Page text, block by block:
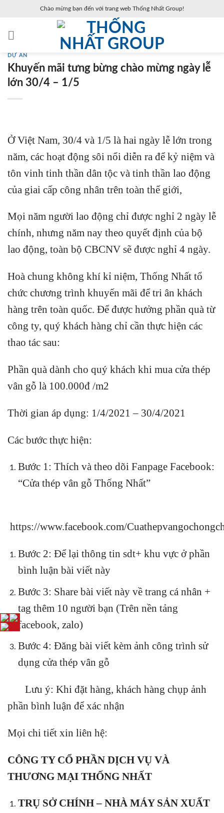
content
Chào mừng bạn đến với trang web Thống Nhất Group!
DỰ ÁN
Khuyến mãi tưng bừng chào mừng ngày lễ
lớn 30/4 – 1/5
Ở Việt Nam, 30/4 và 1/5 là hai ngày lễ lớn trong
năm, các hoạt động sôi nổi diễn ra để kỷ niệm và
tôn vinh tinh thần dân tộc và tinh thần lao động
của giai cấp công nhân trên toàn thế giới,
Mọi năm người lao động chỉ được nghỉ 2 ngày lễ
chính, nhưng năm nay theo quyết định của bộ
lao động, toàn bộ CBCNV sẽ được nghỉ 4 ngày.
Hoà chung không khí kỉ niệm, Thống Nhất tổ
chức chương trình khuyến mãi để tri ân khách
hàng trên toàn quốc. Để được hưởng phần quà từ
công ty, quý khách hàng chỉ cần thực hiện các
thao tác sau:
Phần quà dành cho quý khách khi mua cửa thép
vân gỗ là 100.000đ /m2
Thời gian áp dụng: 1/4/2021 – 30/4/2021
Các bước thực hiện:
Bước 1: Thích và theo dõi Fanpage Facebook:
“Cửa thép vân gỗ Thống Nhất”
https://www.facebook.com/
Bước 2: Để lại thông tin sdt+ khu vực ở phần
bình luận bài viết này
Bước 3: Share bài viết này về trang cá nhân +
tag thêm 10 người bạn (Trên nền tảng
facebook, zalo)
Bước 4: Đăng bài viết kèm ảnh công trình sử
dụng cửa thép vân gỗ
Lưu ý: Khi đặt hàng, khách hàng chụp ảnh
phần bình luận để xác nhận
Mọi chi tiết xin liên hệ:
CÔNG TY CỔ PHẦN DỊCH VỤ VÀ
THƯƠNG MẠI THỐNG NHẤT
TRỤ SỞ CHÍNH – NHÀ MÁY SẢN XUẤT